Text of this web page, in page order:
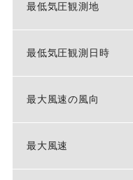
最低気圧観測地
最低気圧観測日時
最大風速の風向
最大風速